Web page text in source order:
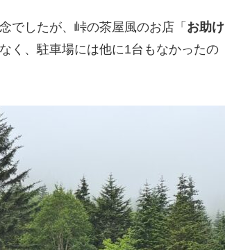
でしたが、峠の茶屋風のお店「 お助け
く、駐車場には他に1台もなかったの